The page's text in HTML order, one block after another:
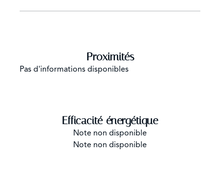
Proximités
Pas d'informations disponibles
Efficacité énergétique
Note non disponible
Note non disponible